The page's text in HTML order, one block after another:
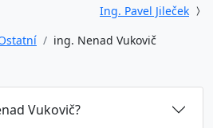
Ing. Pavel Jileček
ing. Nenad Vukovič
Vukovič?